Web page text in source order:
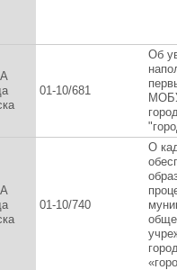
01-10/681
Об
01-10/740
О